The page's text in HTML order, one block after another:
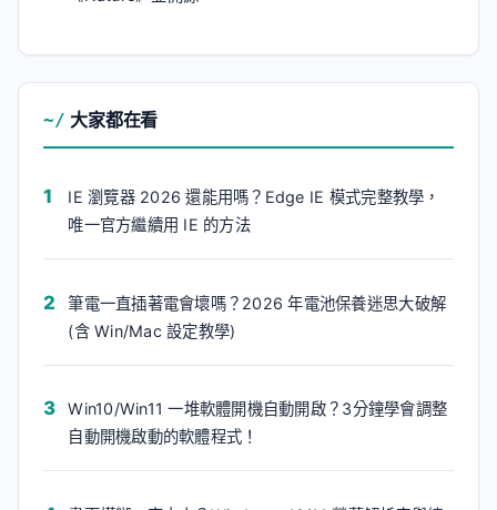
大家都在看
IE 瀏覽器 2026 還能用嗎？Edge IE 模式完整教學，
唯一官方繼續用 IE 的方法
筆電一直插著電會壞嗎？2026 年電池保養迷思大破解
(含 Win/Mac 設定教學)
Win10/Win11 一堆軟體開機自動開啟？3分鐘學會調整
自動開機啟動的軟體程式！